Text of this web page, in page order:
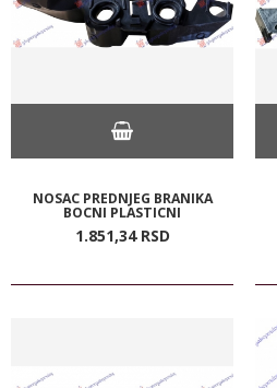
NOSAC PREDNJEG BRANIKA
BOCNI PLASTICNI
1.851,34 RSD